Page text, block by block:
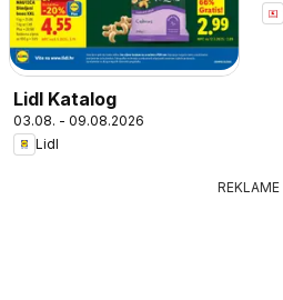
Lidl Katalog
03.08. - 09.08.2026
Lidl
REKLAME